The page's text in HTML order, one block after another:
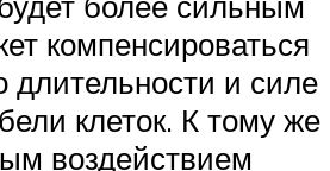
компенсироваться
и силе
клеток. К тому же
воздействием